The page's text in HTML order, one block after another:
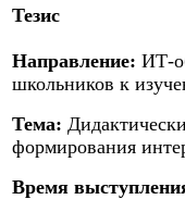
Тезис
Направление: ИТ-
школьников к
Тема:
формирования
Время